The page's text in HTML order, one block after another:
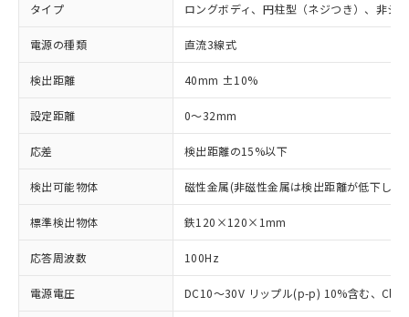
タイプ ロングボディ、円柱型（ネジつき）、非シ
電源の種類 直流3線式
検出距離 40mm ±10%
設定距離 0～32mm
応差 検出距離の15%以下
検出可能物体 磁性金属(非磁性金属は検出距離が低下しま
標準検出物体 鉄120×120×1mm
応答周波数 100Hz
電源電圧 DC10～30V リップル(p-p) 10%含む、